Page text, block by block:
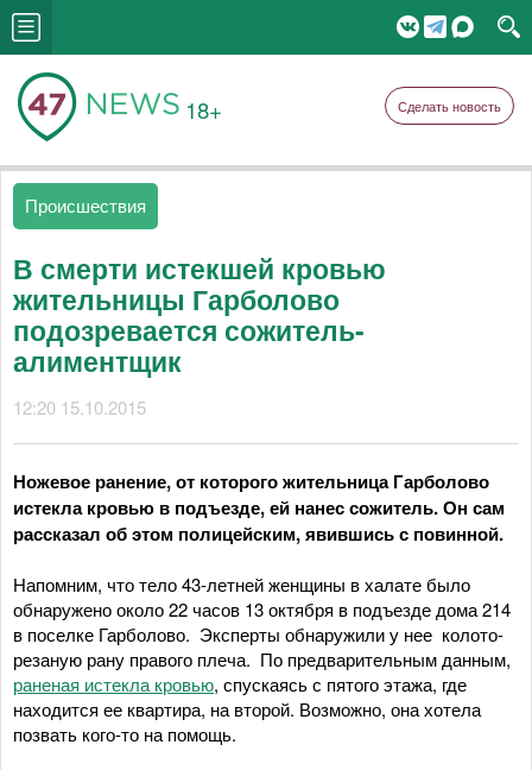
18+ Сделать новость
Происшествия
В смерти истекшей кровью
жительницы Гарболово
подозревается сожитель-
алиментщик
12:20 15.10.2015
Ножевое ранение, от которого жительница Гарболово
истекла кровью в подъезде, ей нанес сожитель. Он сам
рассказал об этом полицейским, явившись с повинной.
Напомним, что тело 43-летней женщины в халате было
обнаружено около 22 часов 13 октября в подъезде дома 214
в поселке Гарболово. Эксперты обнаружили у нее колото-
резаную рану правого плеча. По предварительным данным,
раненая истекла кровью, спускаясь с пятого этажа, где
находится ее квартира, на второй. Возможно, она хотела
позвать кого-то на помощь.